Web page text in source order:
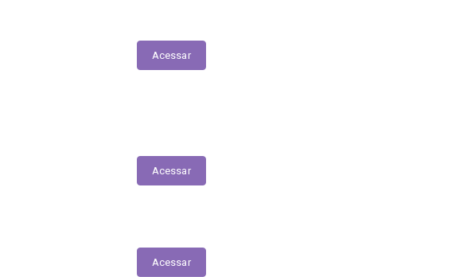
Acessar
Acessar
Acessar